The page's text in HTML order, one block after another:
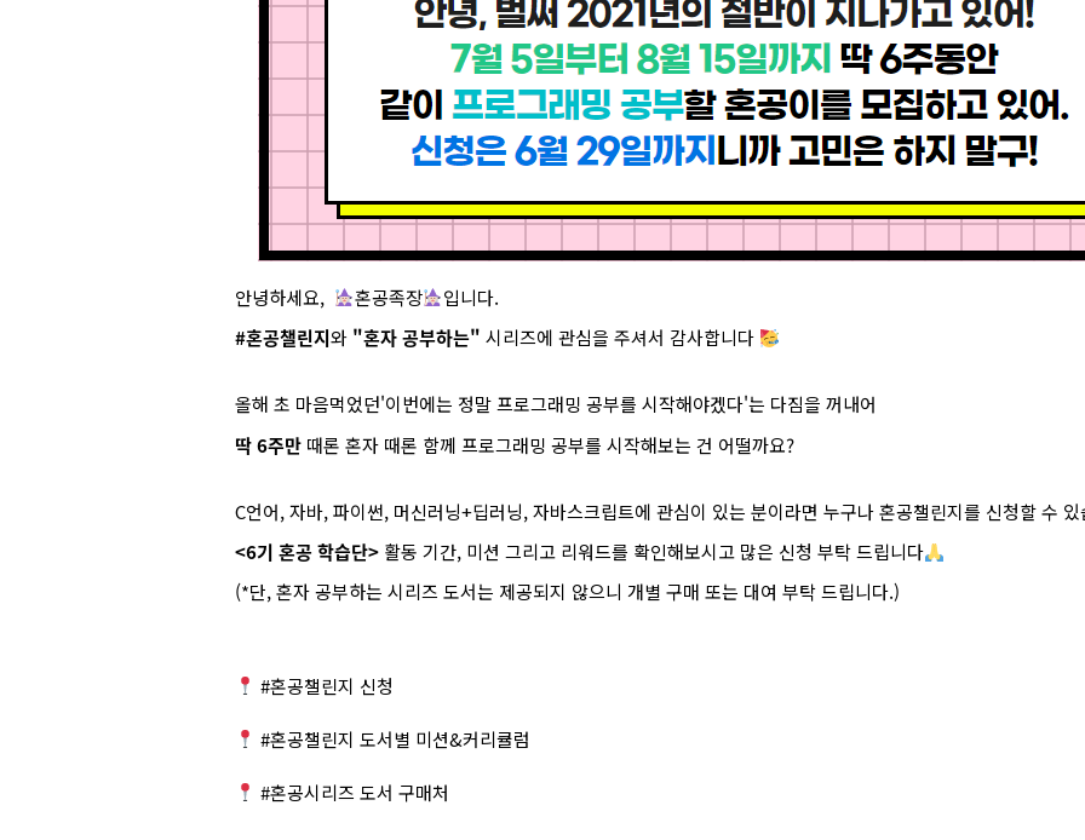
안녕하세요, 혼공족장 입니다.
#혼공챌린지와 "혼자 공부하는" 시리즈에 관심을 주셔서 감사합니다
올해 초 마음먹었던'이번에는 정말 프로그래밍 공부를 시작해야겠다'는 다짐을 꺼내어
딱 6주만 때론 혼자 때론 함께 프로그래밍 공부를 시작해보는 건 어떨까요?
C언어, 자바, 파이썬, 머신러닝+딥러닝, 자바스크립트에 관심이 있는 분이라면 누구나 혼공챌린지를 신청할 수
<6기 혼공 학습단> 활동 기간, 미션 그리고 리워드를 확인해보시고 많은 신청 부탁 드립니다
(*단, 혼자 공부하는 시리즈 도서는 제공되지 않으니 개별 구매 또는 대여 부탁 드립니다.)
#혼공챌린지 신청
#혼공챌린지 도서별 미션&커리큘럼
#혼공시리즈 도서 구매처